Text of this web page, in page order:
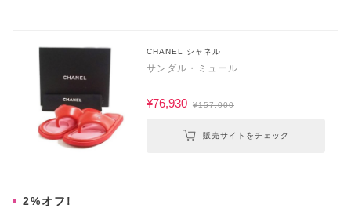
CHANEL シャネル
サンダル・ミュール
¥76,930 ¥157,000
販売サイトをチェック
2%オフ!